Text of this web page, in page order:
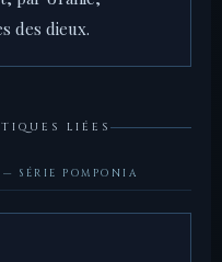
des dieux.
LIÉES
— SÉRIE POMPONIA